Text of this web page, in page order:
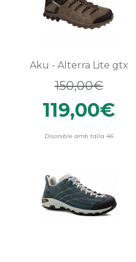
Disonible amb talla 46
Aku - Alterra Lite gtx
150,00€
119,00€